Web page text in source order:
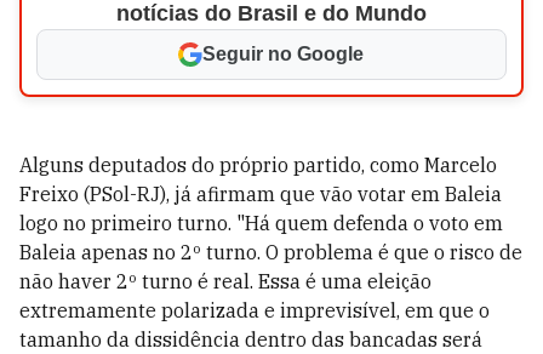
notícias do Brasil e do Mundo
Seguir no Google
Alguns deputados do próprio partido, como Marcelo
Freixo (PSol-RJ), já afirmam que vão votar em Baleia
logo no primeiro turno. "Há quem defenda o voto em
Baleia apenas no 2º turno. O problema é que o risco de
não haver 2º turno é real. Essa é uma eleição
extremamente polarizada e imprevisível, em que o
tamanho da dissidência dentro das bancadas será